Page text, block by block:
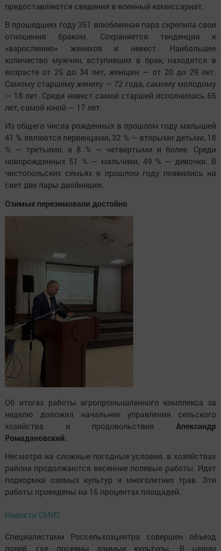
предоставляются сведения в военный комиссариат.
В прошедшем году 351 влюбленная пара скрепила свои
отношения браком. Сохраняется тенденция к
«взрослению» женихов и невест. Наибольшее
количество мужчин, вступивших в брак, находятся в
возрасте от 25 до 34 лет, женщин — от 20 до 29 лет.
Самому старшему жениху — 72 года, самому молодому
— 18 лет. Среди невест самой старшей исполнилось 65
лет, самой юной — 17 лет.
Из общего числа рожденных в прошлом году малышей
41 % являются первенцами, 32 % — вторыми детьми, 18
% — третьими, а 8 % — четвертыми и более. Среди
новорожденных 51 % — мальчики, 49 % — девочки. В
чистопольских семьях в прошлом году появились на
свет две пары двойняшек.
Озимые перезимовали достойно
Об итогах работы агропромышленного комплекса за
неделю доложил начальник управления сельского
хозяйства и продовольствия Александр
Ромадановский.
Несмотря на сложные погодные условия, в хозяйствах
района продолжаются весенние полевые работы. Идет
подкормка озимых культур и многолетних трав. Эти
работы проведены на 15 процентах площадей.
Новости СМИ2
Специалистами Россельхозцентра совершен объезд
полей, где посеяны озимые культуры. В целом